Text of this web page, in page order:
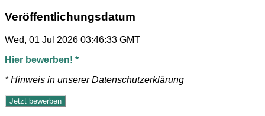
Veröffentlichungsdatum
Wed, 01 Jul 2026 03:46:33 GMT
Hier bewerben! *
* Hinweis in unserer Datenschutzerklärung